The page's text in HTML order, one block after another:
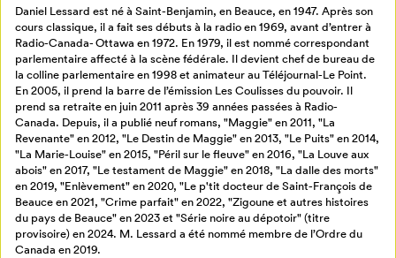
Billetterie
Retour à l’accueil
Daniel Lessard est né à Saint-Benjamin, en Beauce, en 1947. Après son
cours classique, il a fait ses débuts à la radio en 1969, avant d’entrer à
Radio-Canada- Ottawa en 1972. En 1979, il est nommé correspondant
parlementaire affecté à la scène fédérale. Il devient chef de bureau de
la colline parlementaire en 1998 et animateur au Téléjournal-Le Point.
En 2005, il prend la barre de l’émission Les Coulisses du pouvoir. Il
prend sa retraite en juin 2011 après 39 années passées à Radio-
Canada. Depuis, il a publié neuf romans, "Maggie" en 2011, "La
Revenante" en 2012, "Le Destin de Maggie" en 2013, "Le Puits" en 2014,
"La Marie-Louise" en 2015, "Péril sur le fleuve" en 2016, "La Louve aux
abois" en 2017, "Le testament de Maggie" en 2018, "La dalle des morts"
en 2019, "Enlèvement" en 2020, "Le p'tit docteur de Saint-François de
Beauce en 2021, "Crime parfait" en 2022, "Zigoune et autres histoires
du pays de Beauce" en 2023 et "Série noire au dépotoir" (titre
provisoire) en 2024. M. Lessard a été nommé membre de l’Ordre du
Canada en 2019.
Se connecter
Créer un profil
Annuler